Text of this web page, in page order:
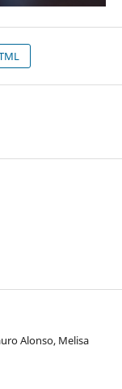
Alonso, Melisa